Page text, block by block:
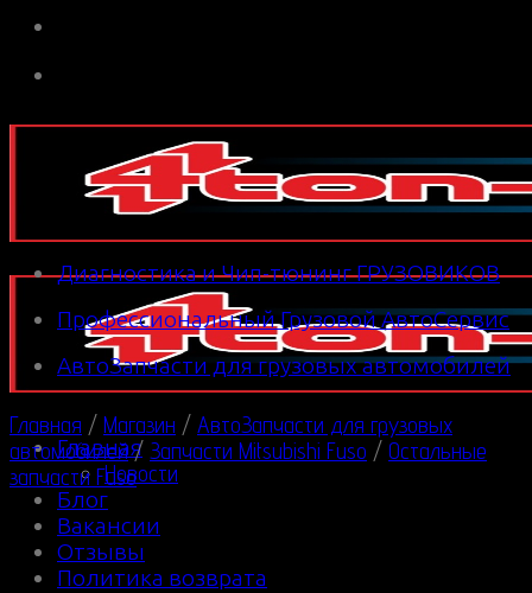
Главная
Новости
Блог
Вакансии
Отзывы
Политика возврата
Диагностика и Чип-тюнинг ГРУЗОВИКОВ
Профессиональный Грузовой АвтоСервис
АвтоЗапчасти для грузовых автомобилей
Главная / Магазин / АвтоЗапчасти для грузовых
автомобилей / Запчасти Mitsubishi Fuso / Остальные
запчасти Fuso